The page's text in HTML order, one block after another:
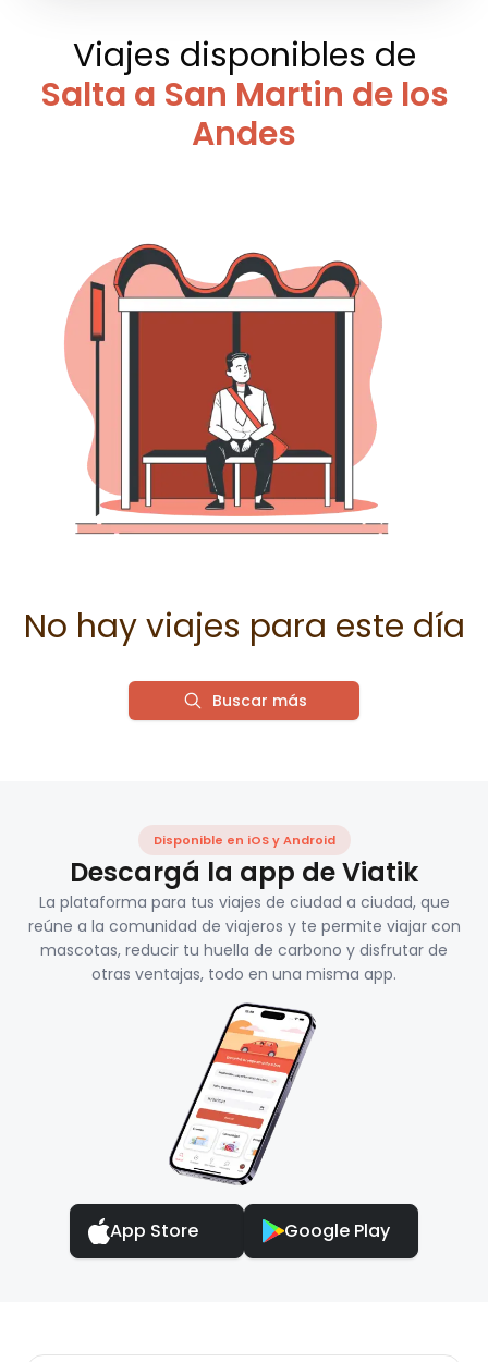
Viajes disponibles de
Salta a San Martin de los
Andes
No hay viajes para este día
Buscar más
Disponible en iOS y Android
Descargá la app de Viatik
La plataforma para tus viajes de ciudad a ciudad, que
reúne a la comunidad de viajeros y te permite viajar con
mascotas, reducir tu huella de carbono y disfrutar de
otras ventajas, todo en una misma app.
App Store Google Play